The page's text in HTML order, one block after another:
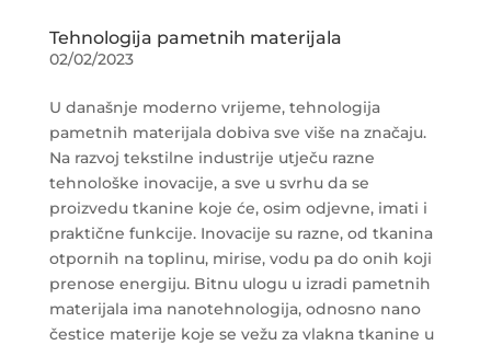
Tehnologija pametnih materijala
02/02/2023
U današnje moderno vrijeme, tehnologija
pametnih materijala dobiva sve više na značaju.
Na razvoj tekstilne industrije utječu razne
tehnološke inovacije, a sve u svrhu da se
proizvedu tkanine koje će, osim odjevne, imati i
praktične funkcije. Inovacije su razne, od tkanina
otpornih na toplinu, mirise, vodu pa do onih koji
prenose energiju. Bitnu ulogu u izradi pametnih
materijala ima nanotehnologija, odnosno nano
čestice materije koje se vežu za vlakna tkanine u